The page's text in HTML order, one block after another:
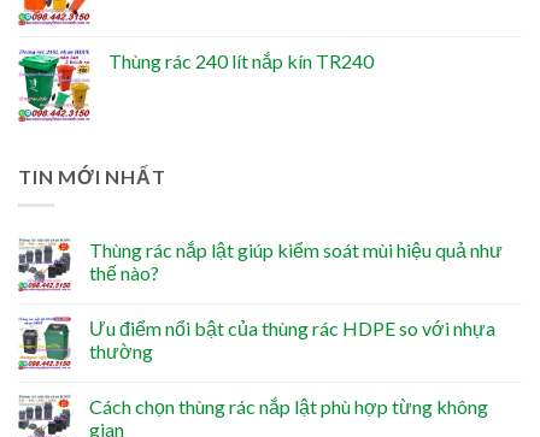
Thùng rác 240 lít nắp kín TR240
TIN MỚI NHẤT
Thùng rác nắp lật giúp kiểm soát mùi hiệu quả như
thế nào?
Ưu điểm nổi bật của thùng rác HDPE so với nhựa
thường
Cách chọn thùng rác nắp lật phù hợp từng không
gian